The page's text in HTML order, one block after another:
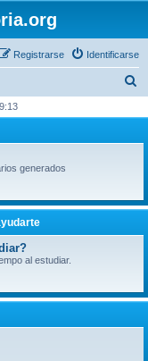
Identificarse
Registrarse
c
generados
al estudiar.